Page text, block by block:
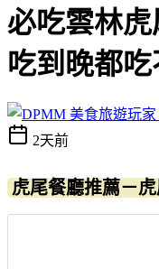
必吃雲林
吃到晚都吃
2天前
虎尾餐廳推薦－